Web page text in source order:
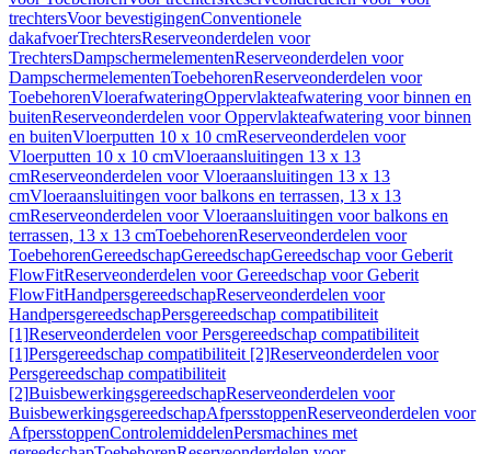
trechtersVoor bevestigingenConventionele
dakafvoerTrechtersReserveonderdelen voor
TrechtersDampschermelementenReserveonderdelen voor
DampschermelementenToebehorenReserveonderdelen voor
ToebehorenVloerafwateringOppervlakteafwatering voor binnen en
buitenReserveonderdelen voor Oppervlakteafwatering voor binnen
en buitenVloerputten 10 x 10 cmReserveonderdelen voor
Vloerputten 10 x 10 cmVloeraansluitingen 13 x 13
cmReserveonderdelen voor Vloeraansluitingen 13 x 13
cmVloeraansluitingen voor balkons en terrassen, 13 x 13
cmReserveonderdelen voor Vloeraansluitingen voor balkons en
terrassen, 13 x 13 cmToebehorenReserveonderdelen voor
ToebehorenGereedschapGereedschapGereedschap voor Geberit
FlowFitReserveonderdelen voor Gereedschap voor Geberit
FlowFitHandpersgereedschapReserveonderdelen voor
HandpersgereedschapPersgereedschap compatibiliteit
[1]Reserveonderdelen voor Persgereedschap compatibiliteit
[1]Persgereedschap compatibiliteit [2]Reserveonderdelen voor
Persgereedschap compatibiliteit
[2]BuisbewerkingsgereedschapReserveonderdelen voor
BuisbewerkingsgereedschapAfpersstoppenReserveonderdelen voor
AfpersstoppenControlemiddelenPersmachines met